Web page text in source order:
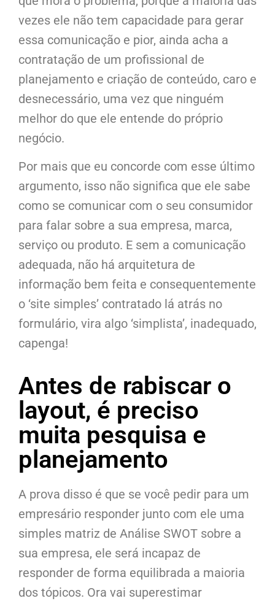
vezes ele não tem capacidade para gerar
essa comunicação e pior, ainda acha a
contratação de um profissional de
planejamento e criação de conteúdo, caro e
desnecessário, uma vez que ninguém
melhor do que ele entende do próprio
negócio.
Por mais que eu concorde com esse último
argumento, isso não significa que ele sabe
como se comunicar com o seu consumidor
para falar sobre a sua empresa, marca,
serviço ou produto. E sem a comunicação
adequada, não há arquitetura de
informação bem feita e consequentemente
o ‘site simples’ contratado lá atrás no
formulário, vira algo ‘simplista’, inadequado,
capenga!
Antes de rabiscar o
layout, é preciso
muita pesquisa e
planejamento
A prova disso é que se você pedir para um
empresário responder junto com ele uma
simples matriz de Análise SWOT sobre a
sua empresa, ele será incapaz de
responder de forma equilibrada a maioria
dos tópicos. Ora vai superestimar